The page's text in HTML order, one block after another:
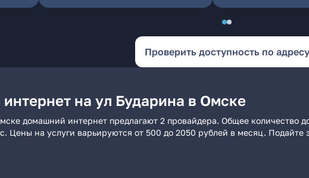
Проверить доступность по адресу
на ул Бударина в Омске
домашний интернет предлагают 2 провайдера. Общее количество
Цены на услуги варьируются от 500 до 2050 рублей в месяц.